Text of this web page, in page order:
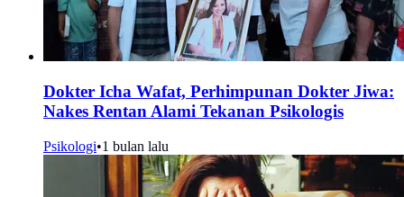
Dokter Icha Wafat, Perhimpunan Dokter Jiwa:
Nakes Rentan Alami Tekanan Psikologis
Psikologi•1 bulan lalu